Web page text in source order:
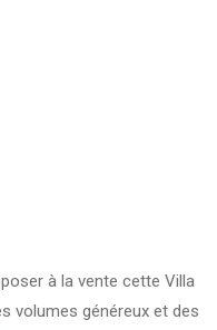
à la vente cette Villa
volumes généreux et des